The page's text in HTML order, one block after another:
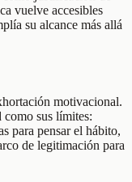
vuelve accesibles
su alcance más allá
motivacional.
sus límites:
para pensar el hábito,
de legitimación para